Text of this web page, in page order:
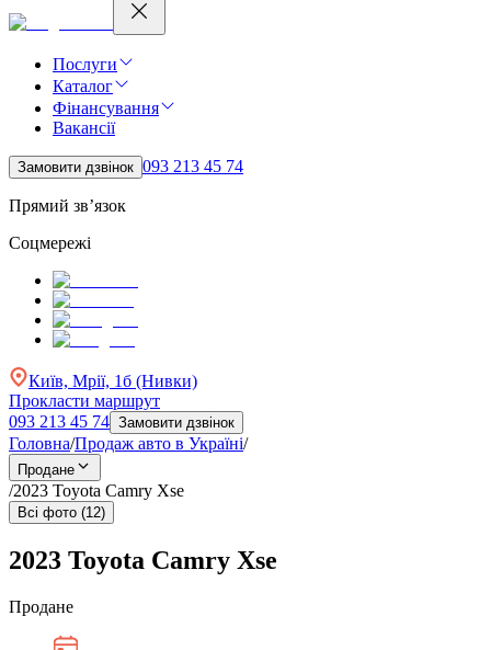
Послуги
Каталог
Фінансування
Вакансії
Замовити дзвінок 093 213 45 74
Прямий зв’язок
Соцмережі
Київ, Мрії, 1б (Нивки)
Прокласти маршрут
093 213 45 74 Замовити дзвінок
Головна/Продаж авто в Україні/
Продане
/2023 Toyota Camry Xse
Всі фото (12)
2023 Toyota Camry Xse
Продане